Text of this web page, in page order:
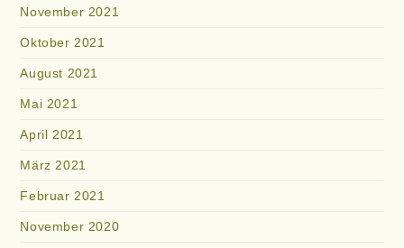
November 2021
Oktober 2021
August 2021
Mai 2021
April 2021
März 2021
Februar 2021
November 2020